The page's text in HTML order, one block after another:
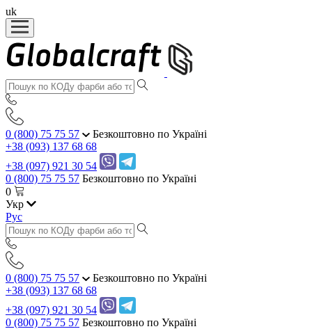
uk
0 (800) 75 75 57
Безкоштовно по Україні
+38 (093) 137 68 68
+38 (097) 921 30 54
0 (800) 75 75 57 Безкоштовно по Україні
0
Укр
Рус
0 (800) 75 75 57
Безкоштовно по Україні
+38 (093) 137 68 68
+38 (097) 921 30 54
0 (800) 75 75 57 Безкоштовно по Україні